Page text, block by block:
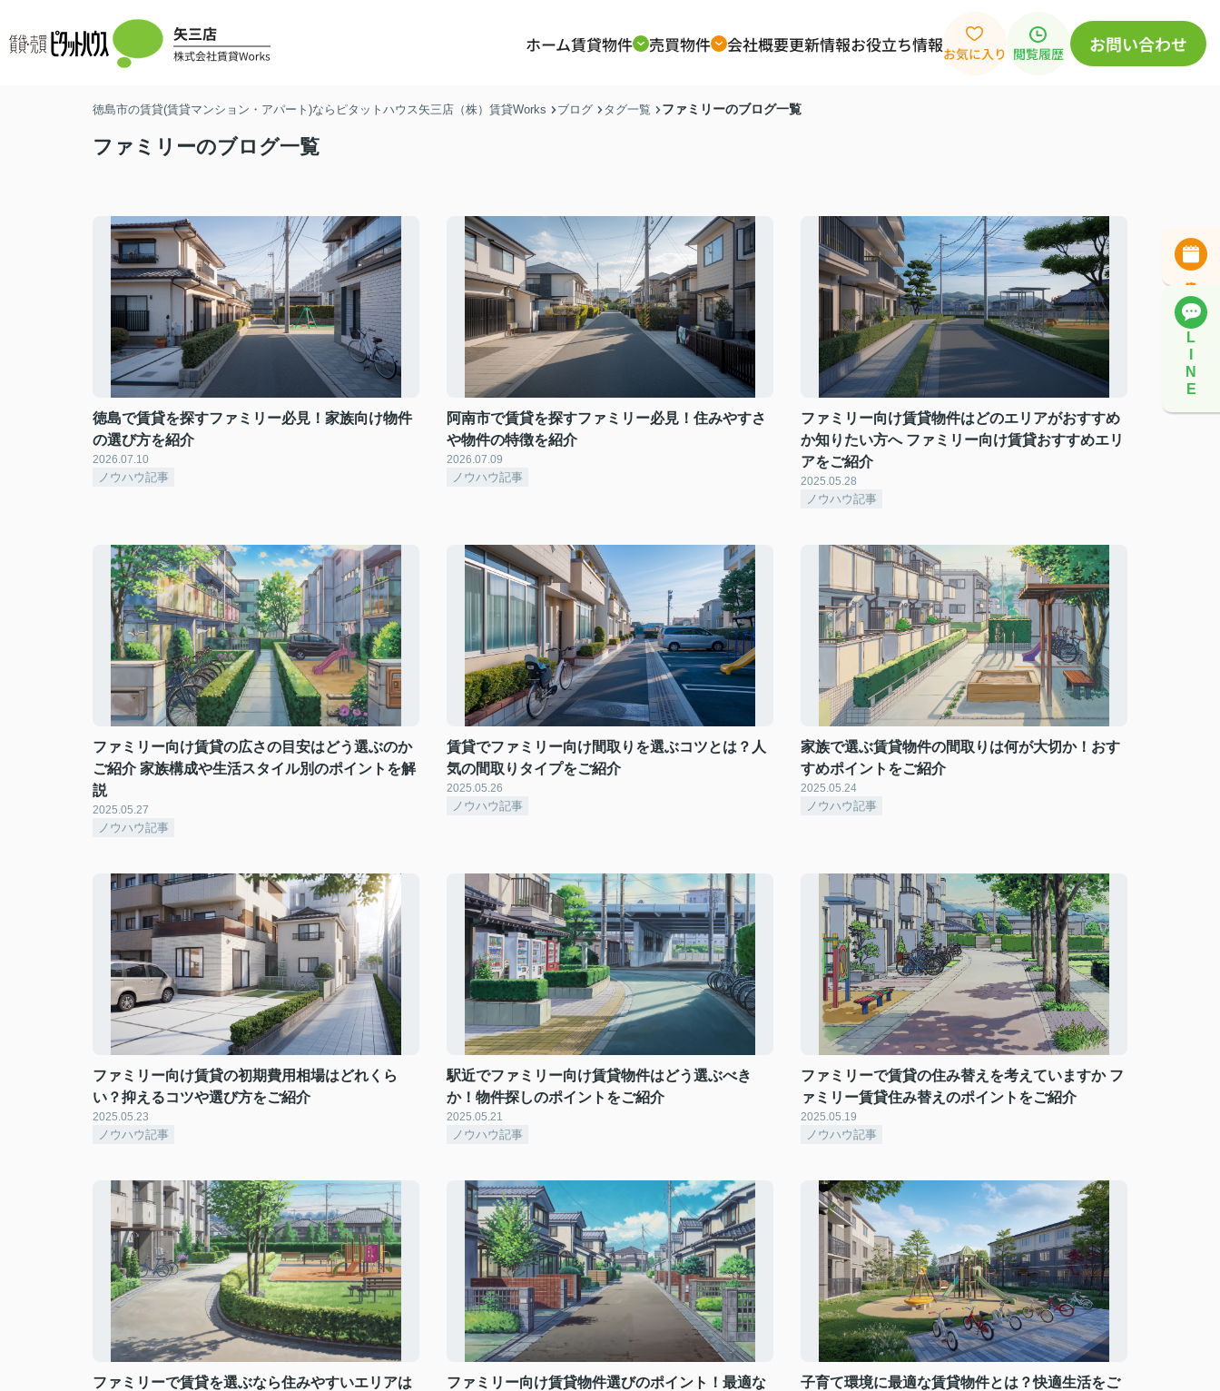
ホーム賃貸物件 売買物件 会社概要更新情報お役立ち情報お気に入り 閲覧履歴 お問い合わせ
L
N
E
徳島市の賃貸(賃貸マンション・アパート)ならピタットハウス矢三店（株）賃貸Works ブログ タグ一覧 ファミリーのブログ一覧
ファミリーのブログ一覧
徳島で賃貸を探すファミリー必見！家族向け物件
の選び方を紹介
2026.07.10
ノウハウ記事
阿南市で賃貸を探すファミリー必見！住みやすさ
や物件の特徴を紹介
2026.07.09
ノウハウ記事
ファミリー向け賃貸物件はどのエリアがおすすめ
か知りたい方へ ファミリー向け賃貸おすすめエリ
アをご紹介
2025.05.28
ノウハウ記事
ファミリー向け賃貸の広さの目安はどう選ぶのか
ご紹介 家族構成や生活スタイル別のポイントを解
説
2025.05.27
ノウハウ記事
賃貸でファミリー向け間取りを選ぶコツとは？人
気の間取りタイプをご紹介
2025.05.26
ノウハウ記事
家族で選ぶ賃貸物件の間取りは何が大切か！おす
すめポイントをご紹介
2025.05.24
ノウハウ記事
ファミリー向け賃貸の初期費用相場はどれくら
い？抑えるコツや選び方をご紹介
2025.05.23
ノウハウ記事
駅近でファミリー向け賃貸物件はどう選ぶべき
か！物件探しのポイントをご紹介
2025.05.21
ノウハウ記事
ファミリーで賃貸の住み替えを考えていますか フ
ァミリー賃貸住み替えのポイントをご紹介
2025.05.19
ノウハウ記事
ファミリーで賃貸を選ぶなら住みやすいエリアは
ファミリー向け賃貸物件選びのポイント！最適な
子育て環境に最適な賃貸物件とは？快適生活をご